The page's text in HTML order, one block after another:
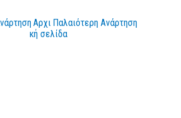
Παλαιότερη Ανάρτηση
Αρχι
κή σελίδα